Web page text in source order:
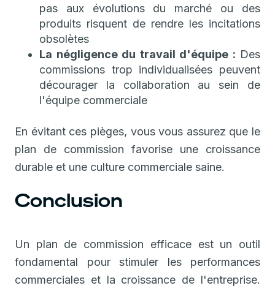
pas aux évolutions du marché ou des
produits risquent de rendre les incitations
obsolètes
La négligence du travail d'équipe : Des
commissions trop individualisées peuvent
décourager la collaboration au sein de
l'équipe commerciale
En évitant ces pièges, vous vous assurez que le
plan de commission favorise une croissance
durable et une culture commerciale saine.
Conclusion
Un plan de commission efficace est un outil
fondamental pour stimuler les performances
commerciales et la croissance de l'entreprise.